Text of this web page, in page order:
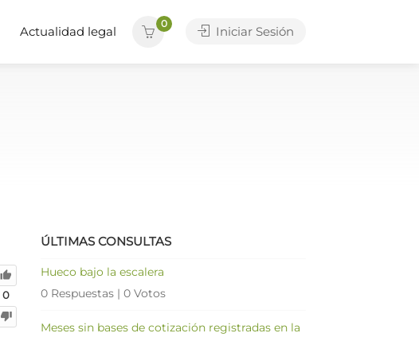
Actualidad legal
0
Iniciar Sesión
0
ÚLTIMAS CONSULTAS
Hueco bajo la escalera
0 Respuestas | 0 Votos
Meses sin bases de cotización registradas en la